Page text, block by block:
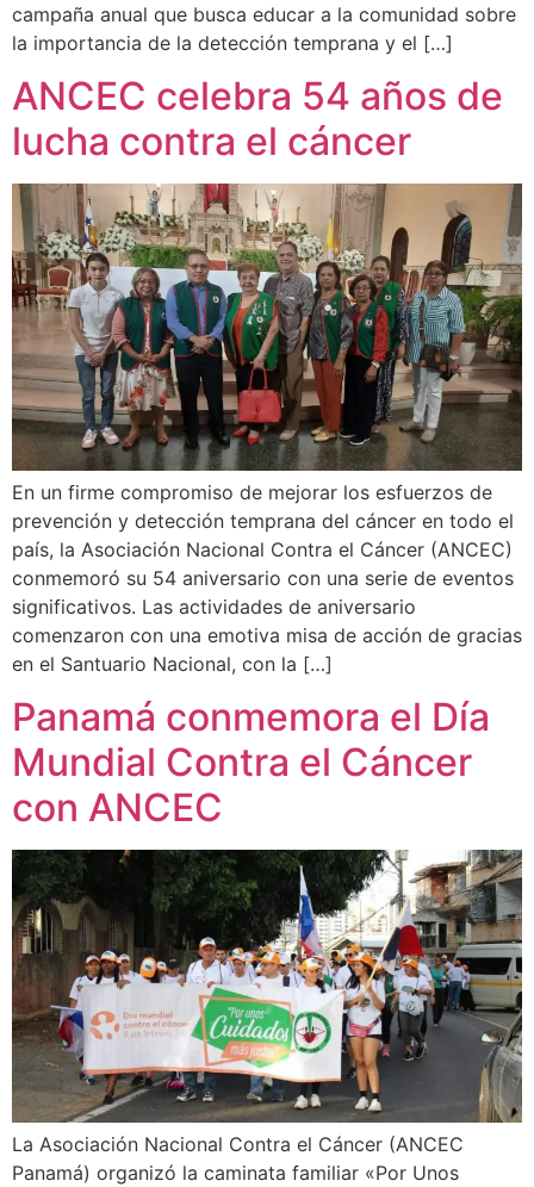
campaña anual que busca educar a la comunidad sobre
la importancia de la detección temprana y el […]
ANCEC celebra 54 años de
lucha contra el cáncer
En un firme compromiso de mejorar los esfuerzos de
prevención y detección temprana del cáncer en todo el
país, la Asociación Nacional Contra el Cáncer (ANCEC)
conmemoró su 54 aniversario con una serie de eventos
significativos. Las actividades de aniversario
comenzaron con una emotiva misa de acción de gracias
en el Santuario Nacional, con la […]
Panamá conmemora el Día
Mundial Contra el Cáncer
con ANCEC
La Asociación Nacional Contra el Cáncer (ANCEC
Panamá) organizó la caminata familiar «Por Unos